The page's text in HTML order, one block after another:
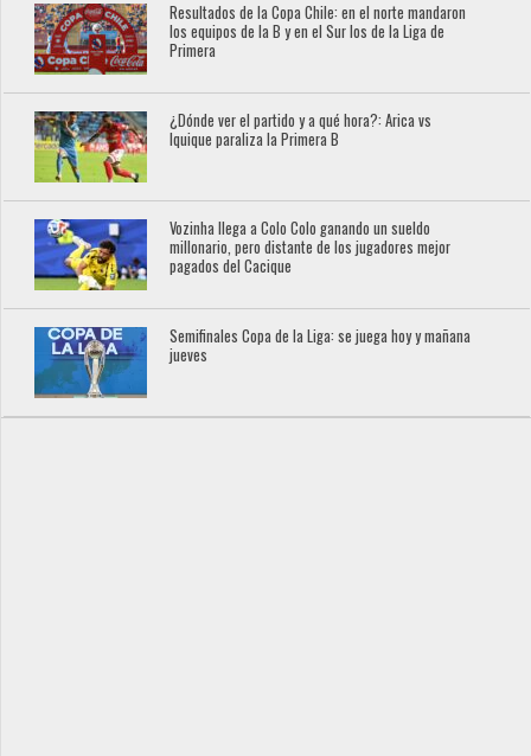
Resultados de la Copa Chile: en el norte mandaron
los equipos de la B y en el Sur los de la Liga de
Primera
¿Dónde ver el partido y a qué hora?: Arica vs
Iquique paraliza la Primera B
Vozinha llega a Colo Colo ganando un sueldo
millonario, pero distante de los jugadores mejor
pagados del Cacique
Semifinales Copa de la Liga: se juega hoy y mañana
jueves